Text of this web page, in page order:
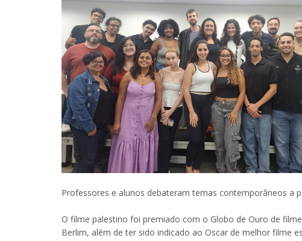
Professores e alunos debateram temas contemporâneos a
O filme palestino foi premiado com o Globo de Ouro de
Berlim, além de ter sido indicado ao Oscar de melhor filme